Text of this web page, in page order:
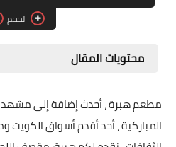
الحجم
محتويات المقال
مطعم هبرة ، أحدث إضافة إلى
المباركية ، أحد أقدم أسواق الكويت